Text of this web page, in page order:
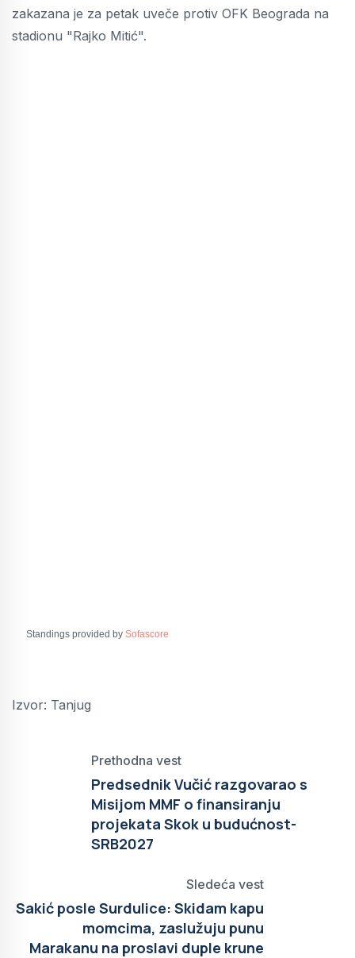
zakazana je za petak uveče protiv OFK Beograda na
stadionu "Rajko Mitić".
Standings provided by Sofascore
Izvor: Tanjug
Prethodna vest
Predsednik Vučić razgovarao s
Misijom MMF o finansiranju
projekata Skok u budućnost-
SRB2027
Sledeća vest
Sakić posle Surdulice: Skidam kapu
momcima, zaslužuju punu
Marakanu na proslavi duple krune